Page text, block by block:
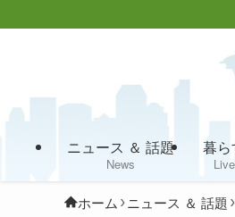
ニュース ＆ 話題
News
暮ら
Live
ホーム ニュース ＆ 話題